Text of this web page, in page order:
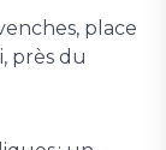
place
près du